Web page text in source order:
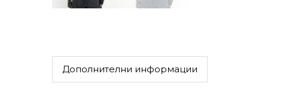
Дополнителни информации